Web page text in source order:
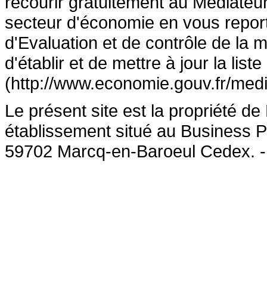
secteur d'économie en vous
d'Evaluation et de contrôle de la
d'établir et de mettre à jour la
(http://www.economie.gouv.fr/
Le présent site est la propriété
établissement situé au Business
59702 Marcq-en-Baroeul Cedex.